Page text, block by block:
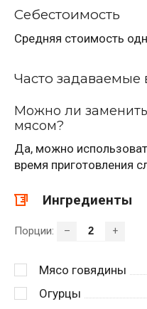
Себестоимость
Средняя стоимость
Часто задаваемые
Можно ли
мясом?
Да, можно
время приготовления
Ингредиенты
Порции: – +
Мясо говядины
Огурцы